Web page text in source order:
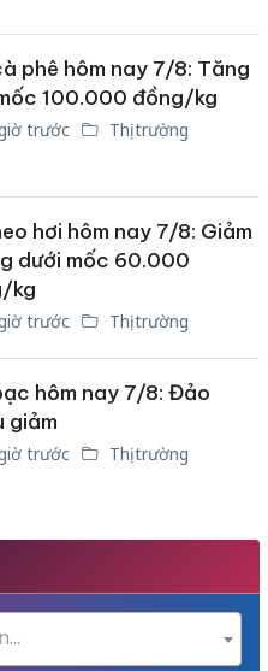
phê hôm nay 7/8: Tăng
100.000 đồng/kg
trước Thị trường
hơi hôm nay 7/8: Giảm
dưới mốc 60.000
kg
trước Thị trường
hôm nay 7/8: Đảo
giảm
trước Thị trường